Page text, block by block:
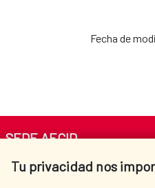
Fecha de
Tu privacidad nos
SEDE AECID
Av. Reyes Católicos 4 - 28040